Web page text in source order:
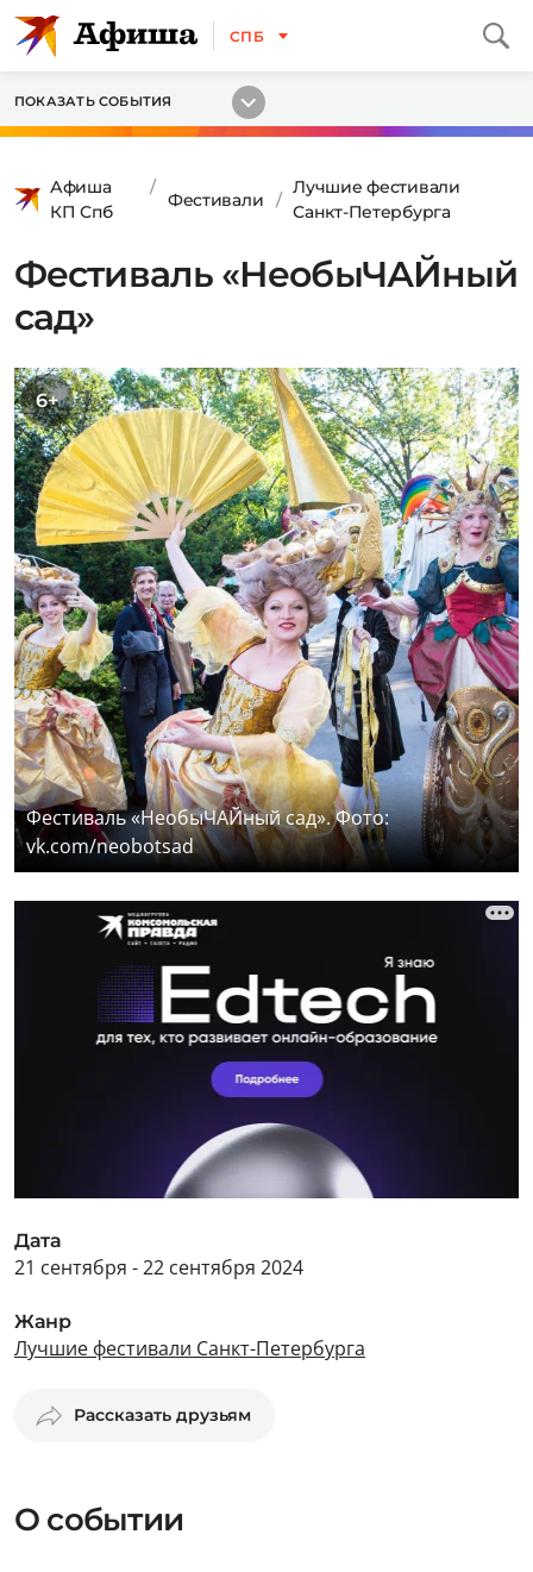
СПБ
ПОКАЗАТЬ СОБЫТИЯ
Афиша
КП Спб
Фестивали
Лучшие фестивали
Санкт-Петербурга
Фестиваль «НеобыЧАЙный
сад»
6+
Фестиваль «НеобыЧАЙный сад». Фото:
vk.com/neobotsad
Дата
21 сентября - 22 сентября 2024
Жанр
Лучшие фестивали Санкт-Петербурга
Рассказать друзьям
О событии